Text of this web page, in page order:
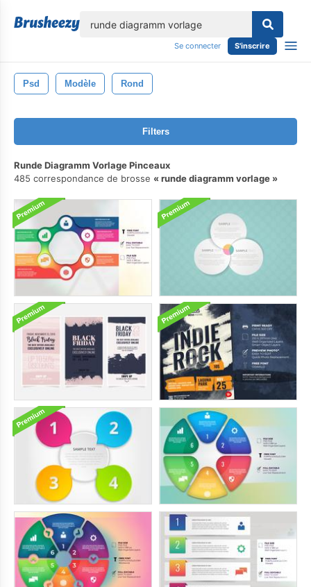
Se connecter S'inscrire
Psd Modèle Rond
Filters
Runde Diagramm Vorlage Pinceaux
485 correspondance de brosse
runde diagramm vorlage